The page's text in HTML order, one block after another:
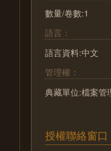
數量/卷數:1
語言：
語言資料:中文
管理權：
典藏單位:檔案管
授權聯絡窗口